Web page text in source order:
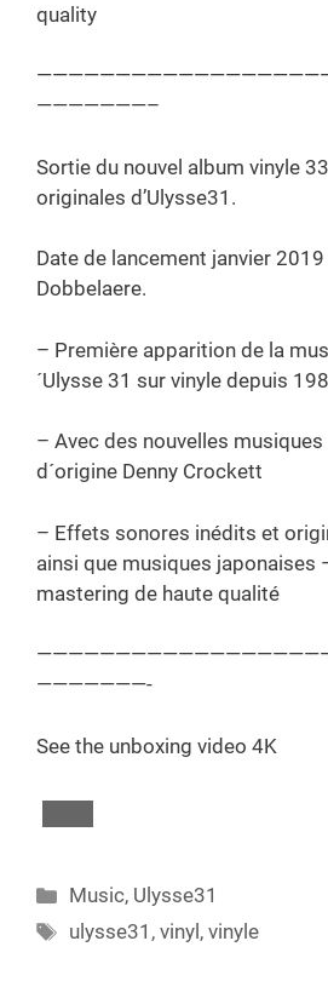
quality
———————–
Sortie du nouvel album vinyle
originales d’Ulysse31.
Date de lancement janvier
Dobbelaere.
– Première apparition de la
´Ulysse 31 sur vinyle depuis
– Avec des nouvelles
d´origine Denny Crockett
– Effets sonores inédits et
ainsi que musiques japonaises
mastering de haute qualité
———————-
See the unboxing video 4K
Categories
Music, Ulysse31
Tags
ulysse31 ,vinyl ,vinyle